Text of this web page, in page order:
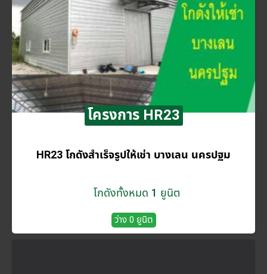
โครงการ HR23
HR23 โกดังสำเร็จรูปให้เช่า บางเลน นครปฐม
โกดังทั้งหมด 1 ยูนิต
ว่าง 0 ยูนิต